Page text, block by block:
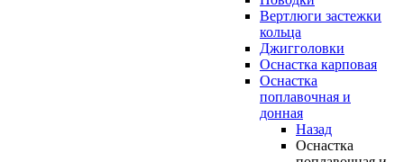
Вертлюги застежки
кольца
Джигголовки
Оснастка карповая
Оснастка
поплавочная и
донная
Назад
Оснастка